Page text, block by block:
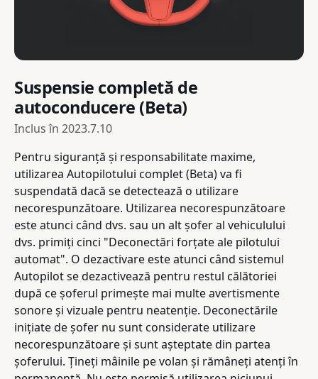
Suspensie completă de
autoconducere (Beta)
Inclus în 2023.7.10
Pentru siguranță și responsabilitate maxime,
utilizarea Autopilotului complet (Beta) va fi
suspendată dacă se detectează o utilizare
necorespunzătoare. Utilizarea necorespunzătoare
este atunci când dvs. sau un alt șofer al vehiculului
dvs. primiți cinci "Deconectări forțate ale pilotului
automat". O dezactivare este atunci când sistemul
Autopilot se dezactivează pentru restul călătoriei
după ce șoferul primește mai multe avertismente
sonore și vizuale pentru neatenție. Deconectările
inițiate de șofer nu sunt considerate utilizare
necorespunzătoare și sunt așteptate din partea
șoferului. Țineți mâinile pe volan și rămâneți atenți în